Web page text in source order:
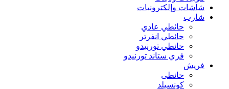
شاشات وإلكترونيات
شارب
حائطي عادي
حائطي انفرتر
حائطي تورنيدو
فري ستاند تورنيدو
فريش
حائطى
كونسيلد